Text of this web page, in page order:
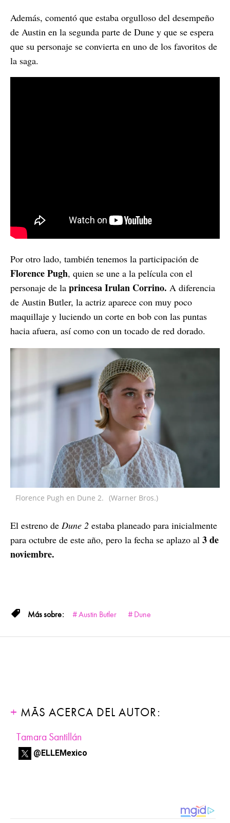
Además, comentó que estaba orgulloso del desempeño
de Austin en la segunda parte de Dune y que se espera
que su personaje se convierta en uno de los favoritos de
la saga.
Por otro lado, también tenemos la participación de
Florence Pugh, quien se une a la película con el
personaje de la princesa Irulan Corrino. A diferencia
de Austin Butler, la actriz aparece con muy poco
maquillaje y luciendo un corte en bob con las puntas
hacia afuera, así como con un tocado de red dorado.
Florence Pugh en Dune 2. (Warner Bros.)
El estreno de Dune 2 estaba planeado para inicialmente
para octubre de este año, pero la fecha se aplazo al 3 de
noviembre.
Austin Butler Dune
MÁS ACERCA DEL AUTOR:
Tamara Santillán
@ELLEMexico